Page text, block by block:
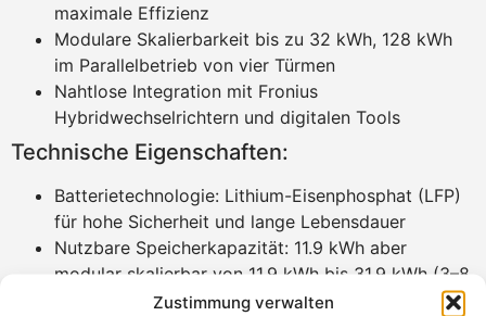
Zustimmung verwalten
maximale Effizienz
Modulare Skalierbarkeit bis zu 32 kWh, 128 kWh
im Parallelbetrieb von vier Türmen
Nahtlose Integration mit Fronius
Hybridwechselrichtern und digitalen Tools
Technische Eigenschaften:
Batterietechnologie: Lithium-Eisenphosphat (LFP)
für hohe Sicherheit und lange Lebensdauer
Nutzbare Speicherkapazität: 11.9 kWh aber
modular skalierbar von 11,9 kWh bis 31,9 kWh (3–8
Batteriemodule)